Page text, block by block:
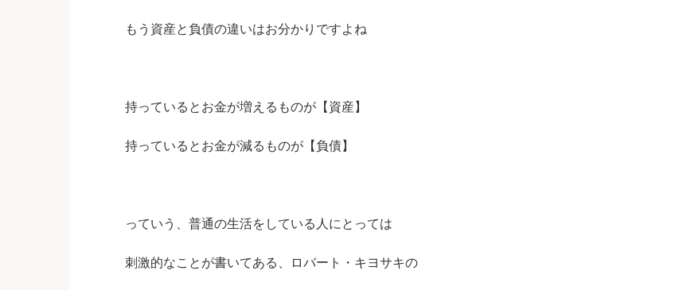
もう資産と負債の違いはお分かりですよね
持っているとお金が増えるものが【資産】
持っているとお金が減るものが【負債】
っていう、普通の生活をしている人にとっては
刺激的なことが書いてある、ロバート・キヨサキの